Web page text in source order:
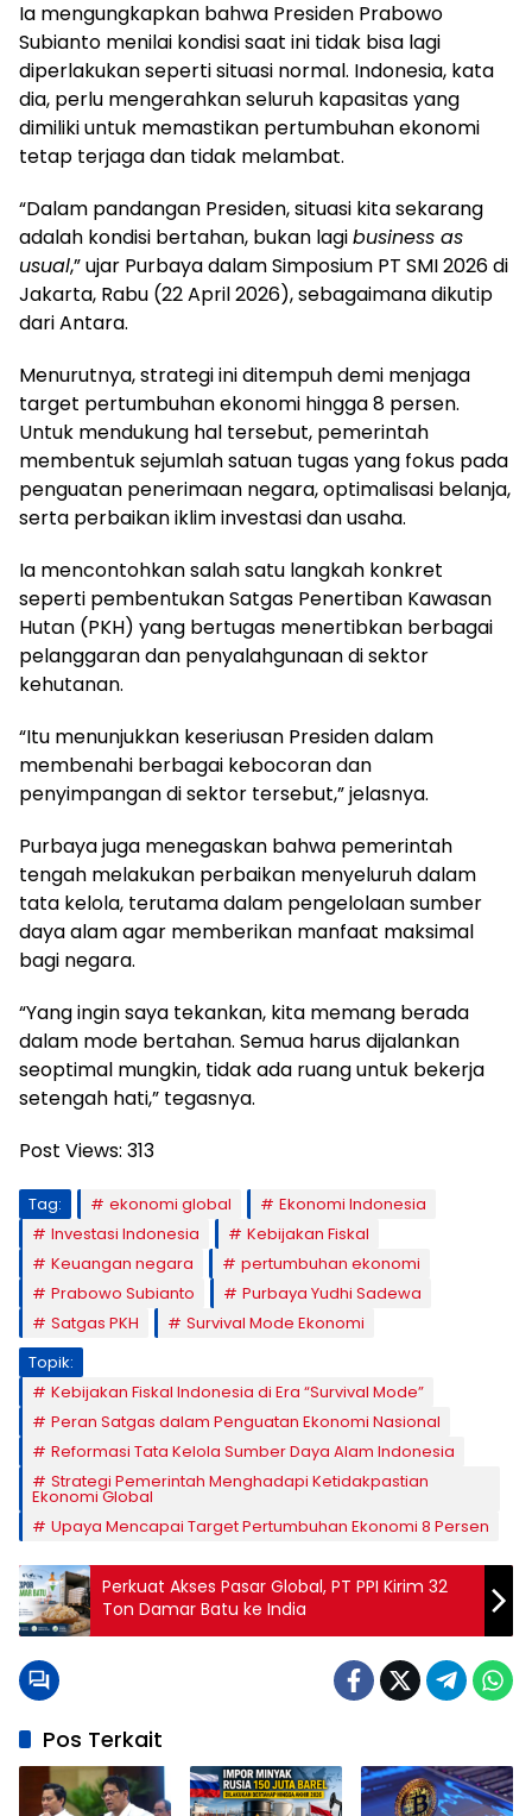
Ia mengungkapkan bahwa Presiden Prabowo
Subianto menilai kondisi saat ini tidak bisa lagi
diperlakukan seperti situasi normal. Indonesia, kata
dia, perlu mengerahkan seluruh kapasitas yang
dimiliki untuk memastikan pertumbuhan ekonomi
tetap terjaga dan tidak melambat.
“Dalam pandangan Presiden, situasi kita sekarang
adalah kondisi bertahan, bukan lagibusiness as
usual,” ujar Purbaya dalam Simposium PT SMI 2026 di
Jakarta, Rabu (22 April 2026), sebagaimana dikutip
dari Antara.
Menurutnya, strategi ini ditempuh demi menjaga
target pertumbuhan ekonomi hingga 8 persen.
Untuk mendukung hal tersebut, pemerintah
membentuk sejumlah satuan tugas yang fokus pada
penguatan penerimaan negara, optimalisasi belanja,
serta perbaikan iklim investasi dan usaha.
Ia mencontohkan salah satu langkah konkret
seperti pembentukan Satgas Penertiban Kawasan
Hutan (PKH) yang bertugas menertibkan berbagai
pelanggaran dan penyalahgunaan di sektor
kehutanan.
“Itu menunjukkan keseriusan Presiden dalam
membenahi berbagai kebocoran dan
penyimpangan di sektor tersebut,” jelasnya.
Purbaya juga menegaskan bahwa pemerintah
tengah melakukan perbaikan menyeluruh dalam
tata kelola, terutama dalam pengelolaan sumber
daya alam agar memberikan manfaat maksimal
bagi negara.
“Yang ingin saya tekankan, kita memang berada
dalam mode bertahan. Semua harus dijalankan
seoptimal mungkin, tidak ada ruang untuk bekerja
setengah hati,” tegasnya.
Post Views: 313
Tag: ekonomi global
Ekonomi Indonesia
Investasi Indonesia
Kebijakan Fiskal
Keuangan negara
pertumbuhan ekonomi
Prabowo Subianto
Purbaya Yudhi Sadewa
Satgas PKH
Survival Mode Ekonomi
Topik:
Kebijakan Fiskal Indonesia di Era “Survival Mode”
Peran Satgas dalam Penguatan Ekonomi Nasional
Reformasi Tata Kelola Sumber Daya Alam Indonesia
Strategi Pemerintah Menghadapi Ketidakpastian
Ekonomi Global
Upaya Mencapai Target Pertumbuhan Ekonomi 8 Persen
Perkuat Akses Pasar Global, PT PPI Kirim 32
Ton Damar Batu ke India
Pos Terkait